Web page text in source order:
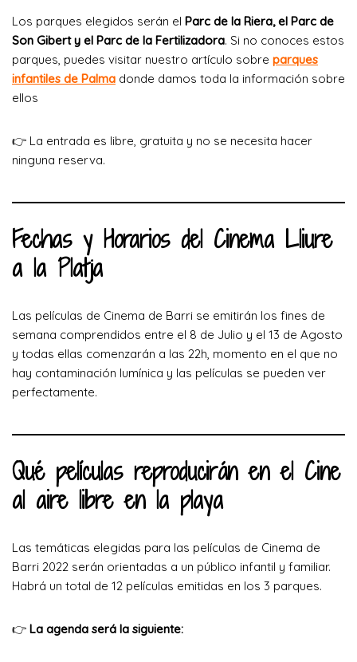
Los parques elegidos serán el Parc de la Riera, el Parc de
Son Gibert y el Parc de la Fertilizadora. Si no conoces estos
parques, puedes visitar nuestro artículo sobre parques
infantiles de Palma donde damos toda la información sobre
ellos
👉 La entrada es libre, gratuita y no se necesita hacer
ninguna reserva.
Fechas y Horarios del Cinema Lliure
a la Platja
Las películas de Cinema de Barri se emitirán los fines de
semana comprendidos entre el 8 de Julio y el 13 de Agosto
y todas ellas comenzarán a las 22h, momento en el que no
hay contaminación lumínica y las películas se pueden ver
perfectamente.
Qué películas reproducirán en el Cine
al aire libre en la playa
Las temáticas elegidas para las películas de Cinema de
Barri 2022 serán orientadas a un público infantil y familiar.
Habrá un total de 12 películas emitidas en los 3 parques.
👉 La agenda será la siguiente: